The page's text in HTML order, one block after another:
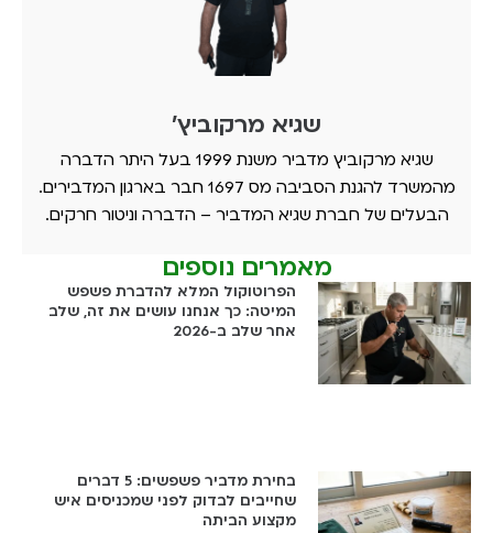
שגיא מרקוביץ'
שגיא מרקוביץ מדביר משנת 1999 בעל היתר הדברה
מהמשרד להגנת הסביבה מס 1697 חבר בארגון המדבירים.
הבעלים של חברת שגיא המדביר – הדברה וניטור חרקים.
מאמרים נוספים
הפרוטוקול המלא להדברת פשפש
המיטה: כך אנחנו עושים את זה, שלב
אחר שלב ב-2026
בחירת מדביר פשפשים: 5 דברים
שחייבים לבדוק לפני שמכניסים איש
מקצוע הביתה